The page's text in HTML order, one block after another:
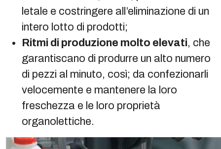
letale e costringere all’eliminazione di un
intero lotto di prodotti;
Ritmi di produzione molto elevati, che
garantiscano di produrre un alto numero
di pezzi al minuto, così; da confezionarli
velocemente e mantenere la loro
freschezza e le loro proprietà
organolettiche.